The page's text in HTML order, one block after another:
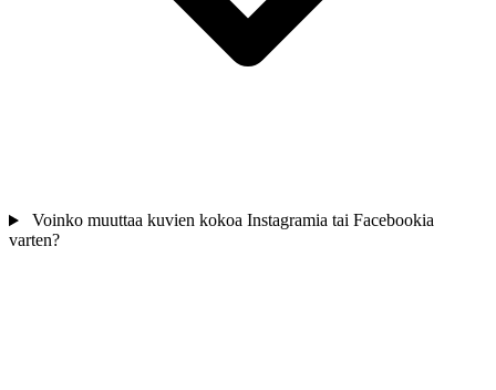
Voinko muuttaa kuvien kokoa Instagramia tai Facebookia
varten?